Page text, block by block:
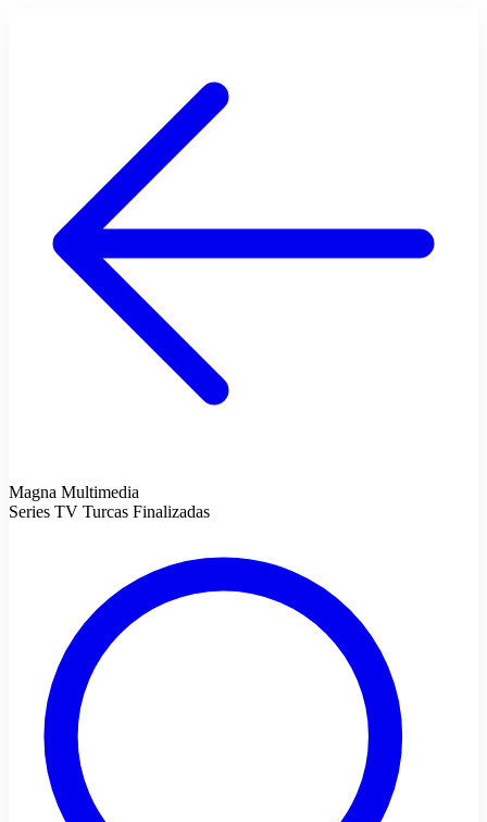
Magna Multimedia
Series TV Turcas Finalizadas